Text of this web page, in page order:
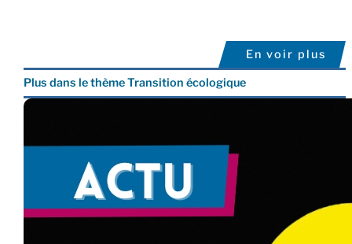
En voir plus
Plus dans le thème Transition écologique